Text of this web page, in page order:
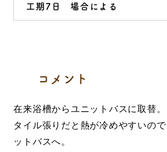
工期7日 場合による
コメント
在来浴槽からユニットバスに取替。
タイル張りだと熱が冷めやすいの
ットバスへ。